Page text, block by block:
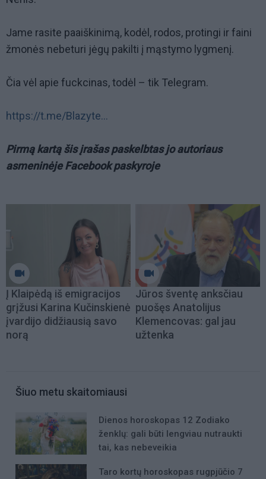
Jame rasite paaiškinimą, kodėl, rodos, protingi ir faini
žmonės nebeturi jėgų pakilti į mąstymo lygmenį.
Čia vėl apie fuckcinas, todėl – tik Telegram.
https://t.me/Blazyte...
Pirmą kartą šis įrašas paskelbtas jo autoriaus
asmeninėje Facebook paskyroje
Į Klaipėdą iš emigracijos
grįžusi Karina Kučinskienė
įvardijo didžiausią savo
norą
Jūros šventę anksčiau
puošęs Anatolijus
Klemencovas: gal jau
užtenka
Šiuo metu skaitomiausi
Dienos horoskopas 12 Zodiako
ženklų: gali būti lengviau nutraukti
tai, kas nebeveikia
Taro kortų horoskopas rugpjūčio 7